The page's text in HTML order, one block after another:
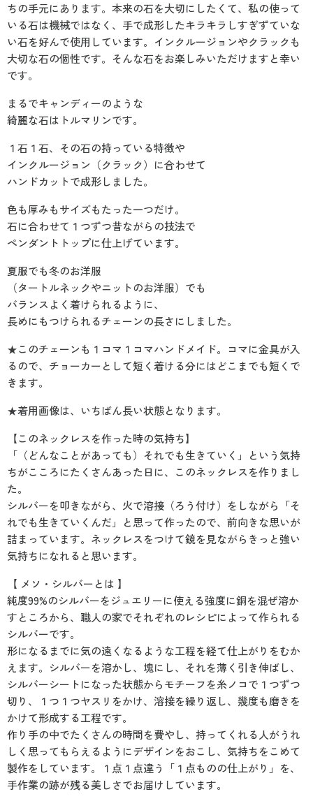
ちの手元にあります。本来の石を大切にしたくて、私の使って
いる石は機械ではなく、手で成形したキラキラしすぎずていな
い石を好んで使用しています。インクルージョンやクラックも
大切な石の個性です。そんな石をお楽しみいただけますと幸い
です。
まるでキャンディーのような
綺麗な石はトルマリンです。
１石１石、その石の持っている特徴や
インクルージョン（クラック）に合わせて
ハンドカットで成形しました。
色も厚みもサイズもたった一つだけ。
石に合わせて１つずつ昔ながらの技法で
ペンダントトップに仕上げています。
夏服でも冬のお洋服
（タートルネックやニットのお洋服）でも
バランスよく着けられるように、
長めにもつけられるチェーンの長さにしました。
★このチェーンも１コマ１コマハンドメイド。コマに金具が入
るので、チョーカーとして短く着ける分にはどこまでも短くで
きます。
★着用画像は、いちばん長い状態となります。
【このネックレスを作った時の気持ち】
「（どんなことがあっても）それでも生きていく」という気持
ちがこころにたくさんあった日に、このネックレスを作りまし
た。
シルバーを叩きながら、火で溶接（ろう付け）をしながら「そ
れでも生きていくんだ」と思って作ったので、前向きな思いが
詰まっています。ネックレスをつけて鏡を見ながらきっと強い
気持ちになれると思います。
【 メソ・シルバーとは 】
純度99%のシルバーをジュエリーに使える強度に銅を混ぜ溶か
すところから、職人の家でそれぞれのレシピによって作られる
シルバーです。
形になるまでに気の遠くなるような工程を経て仕上がりをむか
えます。シルバーを溶かし、塊にし、それを薄く引き伸ばし、
シルバーシートになった状態からモチーフを糸ノコで１つずつ
切り、１つ１つヤスリをかけ、溶接を繰り返し、幾度も磨きを
かけて形成する工程です。
作り手の中でたくさんの時間を費やし、持ってくれる人がうれ
しく思ってもらえるようにデザインをおこし、気持ちをこめて
製作をしています。１点１点違う「１点ものの仕上がり」を、
手作業の跡が残る美しさでお届けしています。